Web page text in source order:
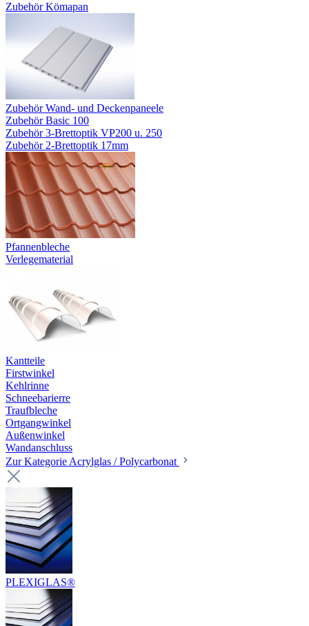
Zubehör Kömapan
Zubehör Wand- und Deckenpaneele
Zubehör Basic 100
Zubehör 3-Brettoptik VP200 u. 250
Zubehör 2-Brettoptik 17mm
Pfannenbleche
Verlegematerial
Kantteile
Firstwinkel
Kehlrinne
Schneebarierre
Traufbleche
Ortgangwinkel
Außenwinkel
Wandanschluss
Zur Kategorie Acrylglas / Polycarbonat
PLEXIGLAS®